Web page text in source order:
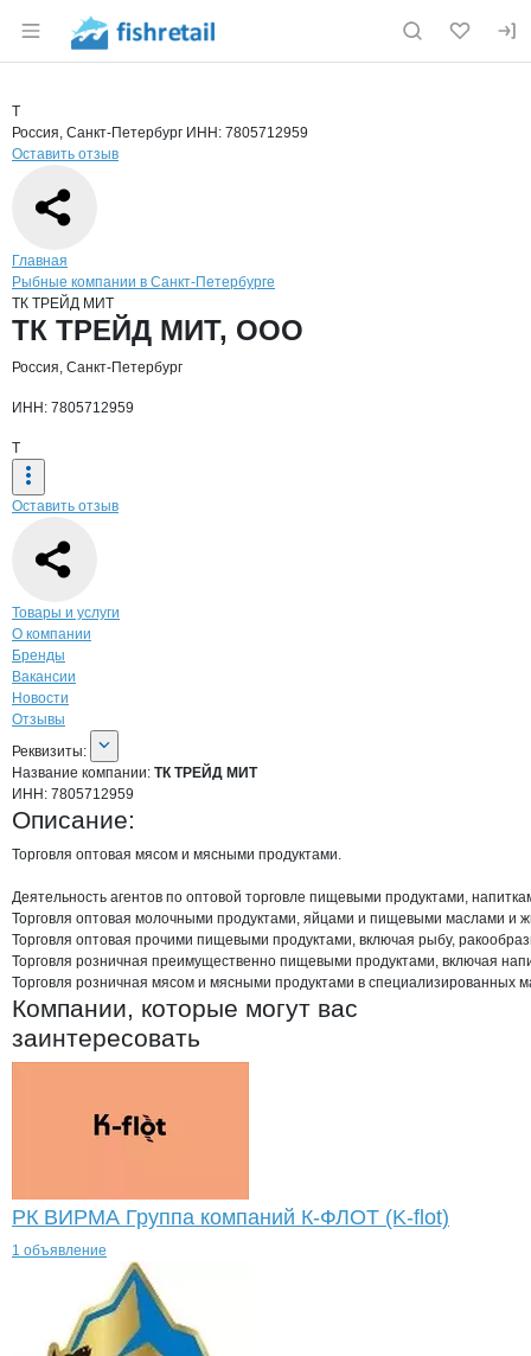
Раздел навигации по сайту fishretail.ru
Страница компании
Страница компании
Краткая информация о компании
Т
Россия, Санкт-Петербург ИНН: 7805712959
Оставить отзыв
Навигация по сайту
Главная
Рыбные компании в Санкт-Петербурге
ТК ТРЕЙД МИТ
Основная информация о компании
ТК ТРЕЙД МИТ, ООО
Россия, Санкт-Петербург
ИНН: 7805712959
Т
Оставить отзыв
Навигация по странице
Товары и услуги
О компании
Бренды
Вакансии
Новости
Отзывы
О компании
Реквизиты
Реквизиты:
Название компании: ТК ТРЕЙД МИТ
ИНН: 7805712959
Описание:
Торговля оптовая мясом и мясными продуктами.
Деятельность агентов по оптовой торговле пищевыми продуктами,
Торговля оптовая молочными продуктами, яйцами и пищевыми маслами и
Торговля оптовая прочими пищевыми продуктами, включая рыбу,
Торговля розничная преимущественно пищевыми продуктами, включая
Торговля розничная мясом и мясными продуктами в специализированных
Компании, которые могут вас
заинтересовать
РК ВИРМА Группа компаний К-ФЛОТ (K-flot)
1 объявление